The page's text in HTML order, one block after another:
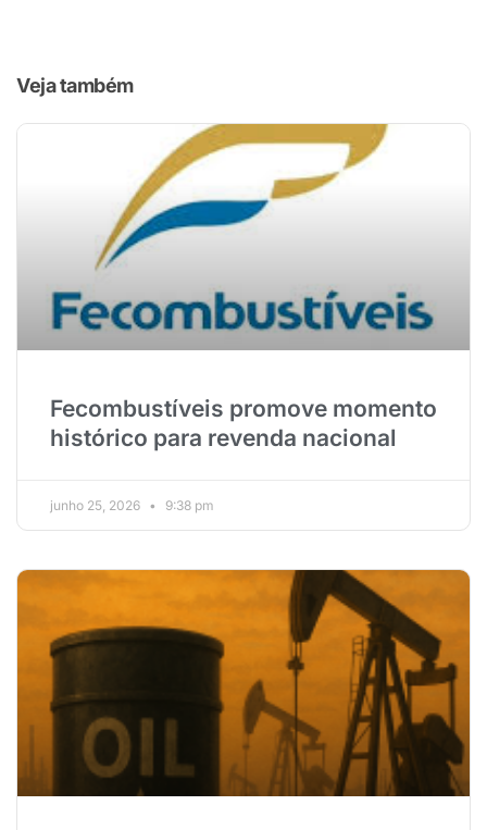
Veja também
Fecombustíveis promove momento
histórico para revenda nacional
junho 25, 2026 9:38 pm